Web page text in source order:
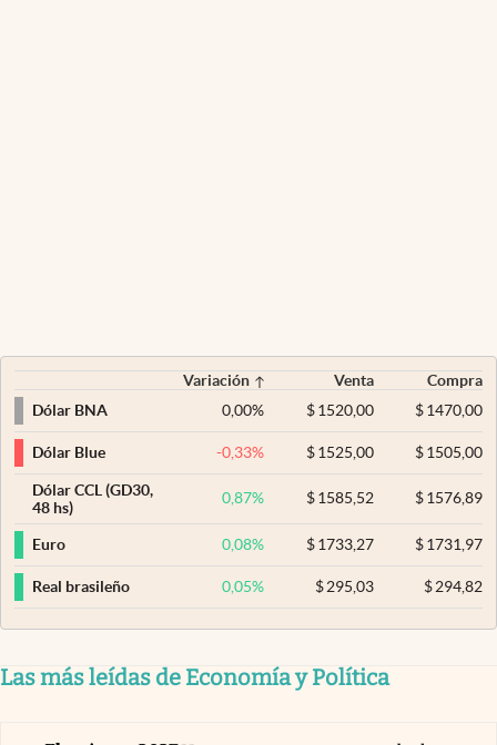
Variación Venta
Compra
Dólar BNA
0,00% $ 1520,00 $1470,00
Dólar Blue -0,33% $ 1525,00 $1505,00
Dólar CCL (GD30,
48 hs)
0,87% $ 1585,52 $1576,89
Euro 0,08% $ 1733,27 $1731,97
Real brasileño 0,05% $ 295,03 $294,82
Las más leídas de Economía y Política